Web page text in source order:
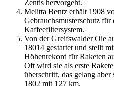
Zentis hervorgeht.
Melitta Bentz erhält 1908
Gebrauchsmusterschutz
Kaffeefiltersystem.
Von der Greifswalder Oie
18014 gestartet und stellt
Höhenrekord für Raketen
Oft wird sie als erste
überschritt, das gelang
1802 mit 127 km.